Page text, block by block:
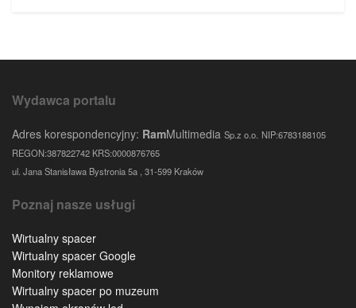
Wydawca portalu
Adres korespondencyjny: RamMultimedia Sp.z o.o. NIP:6783188105
REGON:387822742 KRS:0000876765
ul. Jana Stanisława Bystronia 5a , 31-599 Kraków
Poznaj nasze usługi
Wirtualny spacer
Wirtualny spacer Google
Monitory reklamowe
Wirtualny spacer po muzeum